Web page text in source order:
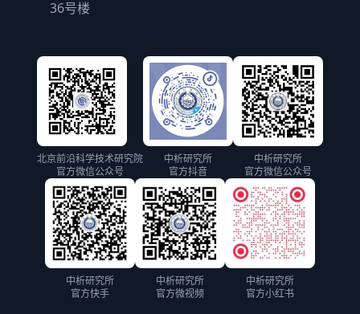
36号楼
北京前沿科学技术研究院
官方微信公众号
中析研究所
官方抖音
中析研究所
官方微信公众号
中析研究所
官方快手
中析研究所
官方微视频
中析研究所
官方小红书